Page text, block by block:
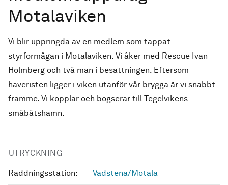
Motalaviken
Vi blir uppringda av en medlem som tappat
styrförmågan i Motalaviken. Vi åker med Rescue Ivan
Holmberg och två man i besättningen. Eftersom
haveristen ligger i viken utanför vår brygga är vi snabbt
framme. Vi kopplar och bogserar till Tegelvikens
småbåtshamn.
UTRYCKNING
Räddningsstation: Vadstena/Motala